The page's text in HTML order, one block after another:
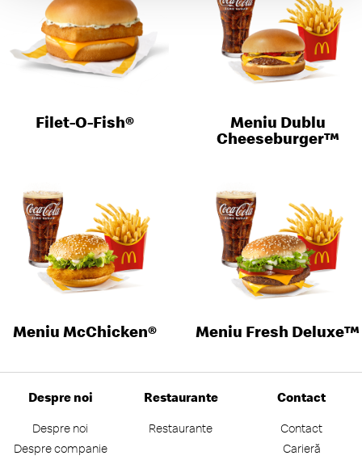
Filet-O-Fish®
Meniu Dublu
Cheeseburger™
Meniu McChicken® Meniu Fresh Deluxe™
Despre noi
Despre noi
Despre companie
Restaurante
Restaurante
Contact
Contact
Carieră